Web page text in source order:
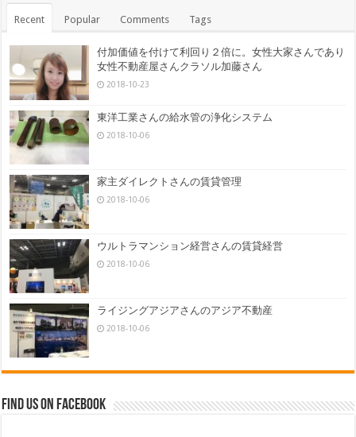
Recent Popular Comments Tags
付加価値を付けて利回り２倍に。女性大家さんであり
女性不動産屋さんクラソル加藤さん
2018-10-23
東洋工業さんの給水管の浄化システム
2018-10-06
家主ダイレクトさんの賃貸管理
2018-10-06
ウルトラマンション経営さんの賃貸経営
2018-10-06
ライジングアジアさんのアジア不動産
2018-10-06
Find us on Facebook